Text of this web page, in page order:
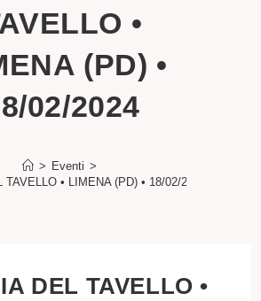
•
(PD) •
02/2024
> Eventi >
TAVELLO • LIMENA (PD) • 18/02/2024
DEL TAVELLO •